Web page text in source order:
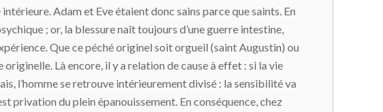
Adam et Eve étaient donc sains parce que saints. En
; or, la blessure naît toujours d’une guerre intestine,
Que ce péché originel soit orgueil (saint Augustin) ou
Là encore, il y a relation de cause à effet : si la vie
l’homme se retrouve intérieurement divisé : la sensibilité va
privation du plein épanouissement. En conséquence, chez